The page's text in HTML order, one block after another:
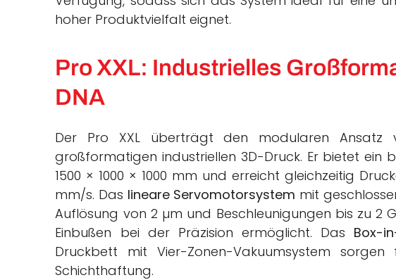
hoher Produktvielfalt eignet.
Pro XXL: Industrielles
DNA
Der Pro XXL überträgt den modularen Ansatz
großformatigen industriellen 3D-Druck. Er bietet ein
1500 × 1000 × 1000 mm und erreicht gleichzeitig
mm/s. Das lineare Servomotorsystem mit
Auflösung von 2 µm und Beschleunigungen bis zu 2
Einbußen bei der Präzision ermöglicht. Das Box-
Druckbett mit Vier-Zonen-Vakuumsystem
Schichthaftung.